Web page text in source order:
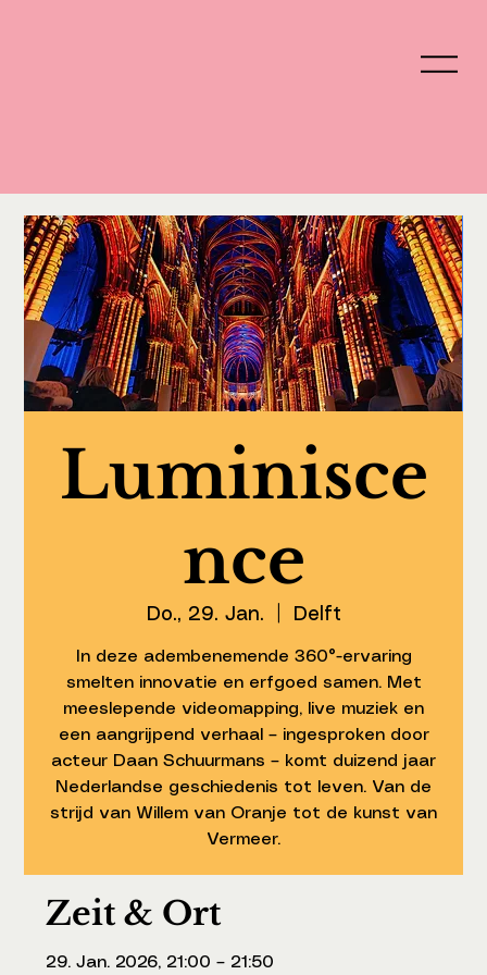
Luminisce
nce
Do., 29. Jan. Delft
In deze adembenemende 360°-ervaring
smelten innovatie en erfgoed samen. Met
meeslepende videomapping, live muziek en
een aangrijpend verhaal – ingesproken door
acteur Daan Schuurmans – komt duizend jaar
Nederlandse geschiedenis tot leven. Van de
strijd van Willem van Oranje tot de kunst van
Vermeer.
Zeit & Ort
29. Jan. 2026, 21:00 – 21:50